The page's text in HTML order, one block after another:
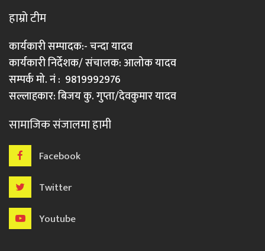
हाम्रो टीम
कार्यकारी सम्पादक:- चन्दा यादव
कार्यकारी निर्देशक/ संचालक: आलोक यादव
सम्पर्क मो. नं : 9819992976
सल्लाहकार: बिजय कु. गुप्ता/देवकुमार यादव
सामाजिक संजालमा हामी
Facebook
Twitter
Youtube